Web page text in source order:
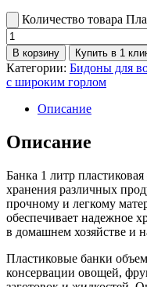
Количество товара
В корзину Купить в 1
Категории: Бидоны для
с широким горлом
Описание
Описание
Банка 1 литр
хранения различных
прочному и легкому
обеспечивает надежное
в домашнем хозяйстве и
Пластиковые банки
консервации овощей,